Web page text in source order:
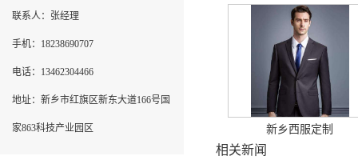
新乡西服定制
相关新闻
联系人：张经理
手机：18238690707
电话：13462304466
地址：新乡市红旗区新东大道166号国
家863科技产业园区